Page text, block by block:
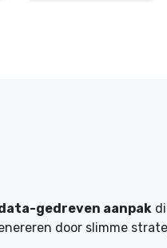
gedreven aanpak
door slimme